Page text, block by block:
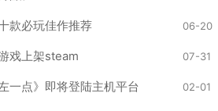
款必玩佳作推荐 06-20
戏上架steam 07-31
一点》即将登陆主机平台 02-01